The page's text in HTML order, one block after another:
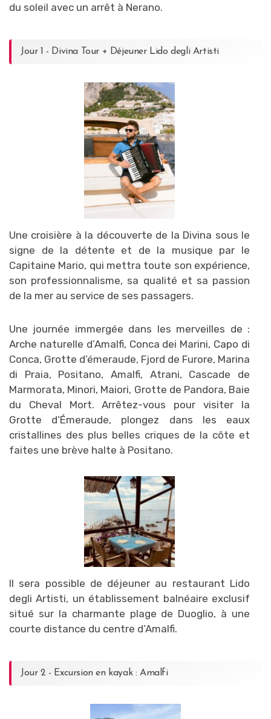
du soleil avec un arrêt à Nerano.
Jour 1 - Divina Tour + Déjeuner Lido degli Artisti
Une croisière à la découverte de la Divina sous le
signe de la détente et de la musique par le
Capitaine Mario, qui mettra toute son expérience,
son professionnalisme, sa qualité et sa passion
de la mer au service de ses passagers.
Une journée immergée dans les merveilles de :
Arche naturelle d’Amalfi, Conca dei Marini, Capo di
Conca, Grotte d’émeraude, Fjord de Furore, Marina
di Praia, Positano, Amalfi, Atrani, Cascade de
Marmorata, Minori, Maiori, Grotte de Pandora, Baie
du Cheval Mort. Arrêtez-vous pour visiter la
Grotte d’Émeraude, plongez dans les eaux
cristallines des plus belles criques de la côte et
faites une brève halte à Positano.
Il sera possible de déjeuner au restaurant Lido
degli Artisti, un établissement balnéaire exclusif
situé sur la charmante plage de Duoglio, à une
courte distance du centre d’Amalfi.
Jour 2 - Excursion en kayak : Amalfi